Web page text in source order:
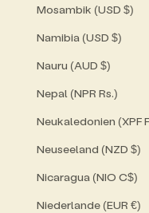
Mosambik (USD $)
Namibia (USD $)
Nauru (AUD $)
Nepal (NPR Rs.)
Neukaledonien (XPF
Neuseeland (NZD $)
Nicaragua (NIO C$)
Niederlande (EUR €)